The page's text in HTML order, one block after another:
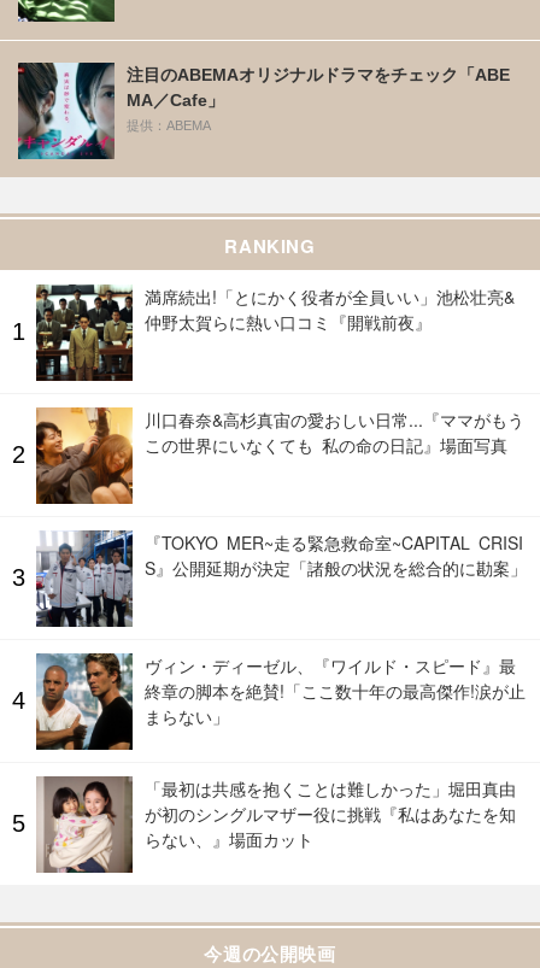
注目のABEMAオリジナルドラマをチェック「ABE
MA／Cafe」
提供：ABEMA
RANKING
満席続出!「とにかく役者が全員いい」池松壮亮&
仲野太賀らに熱い口コミ『開戦前夜』
川口春奈&高杉真宙の愛おしい日常...『ママがもう
この世界にいなくても 私の命の日記』場面写真
『TOKYO MER~走る緊急救命室~CAPITAL CRISI
S』公開延期が決定「諸般の状況を総合的に勘案」
ヴィン・ディーゼル、『ワイルド・スピード』最
終章の脚本を絶賛!「ここ数十年の最高傑作!涙が止
まらない」
「最初は共感を抱くことは難しかった」堀田真由
が初のシングルマザー役に挑戦『私はあなたを知
らない、』場面カット
今週の公開映画